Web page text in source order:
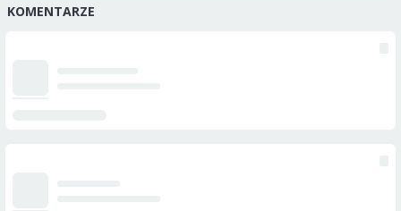
KOMENTARZE